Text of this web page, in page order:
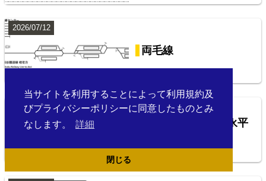
当サイトを利用することによって利用規約及
びプライバシーポリシーに同意したものとみ
なします。
詳細
閉じる
両毛線
2026/07/12
えちぜん鉄道勝山永平
2026/07/04